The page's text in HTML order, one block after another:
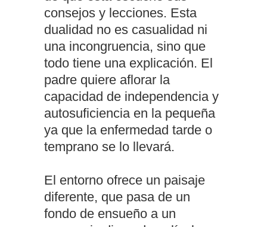
consejos y lecciones. Esta
dualidad no es casualidad ni
una incongruencia, sino que
todo tiene una explicación. El
padre quiere aflorar la
capacidad de independencia y
autosuficiencia en la pequeña
ya que la enfermedad tarde o
temprano se lo llevará.
El entorno ofrece un paisaje
diferente, que pasa de un
fondo de ensueño a un